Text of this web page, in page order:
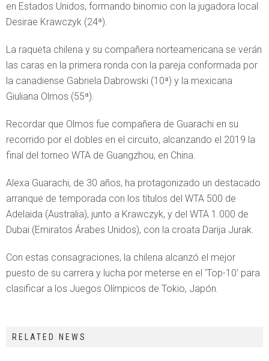
en Estados Unidos, formando binomio con la jugadora local
Desirae Krawczyk (24ª).
La raqueta chilena y su compañera norteamericana se verán
las caras en la primera ronda con la pareja conformada por
la canadiense Gabriela Dabrowski (10ª) y la mexicana
Giuliana Olmos (55ª).
Recordar que Olmos fue compañera de Guarachi en su
recorrido por el dobles en el circuito, alcanzando el 2019 la
final del torneo WTA de Guangzhou, en China.
Alexa Guarachi, de 30 años, ha protagonizado un destacado
arranque de temporada con los títulos del WTA 500 de
Adelaida (Australia), junto a Krawczyk, y del WTA 1.000 de
Dubai (Emiratos Árabes Unidos), con la croata Darija Jurak.
Con estas consagraciones, la chilena alcanzó el mejor
puesto de su carrera y lucha por meterse en el ‘Top-10’ para
clasificar a los Juegos Olímpicos de Tokio, Japón.
RELATED NEWS